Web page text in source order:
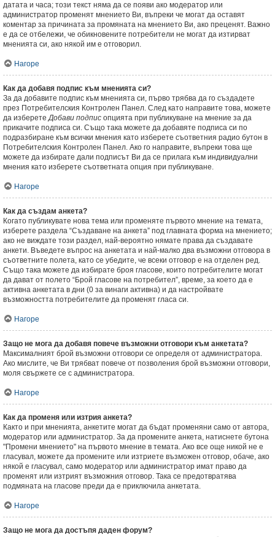
датата и часа; този текст няма да се появи ако модератор или
администратор променят мнението Ви, въпреки че могат да оставят
коментар за причината за промяната на мнението Ви, ако преценят. Важно
е да се отбележи, че обикновените потребители не могат да изтирват
мненията си, ако някой им е отговорил.
Нагоре
Как да добавя подпис към мненията си?
За да добавите подпис към мненията си, първо трябва да го създадете
през Потребителския Контролен Панел. След като направите това, можете
да изберетеДобави подпис опцията при публикуване на мнение за да
прикачите подписа си. Също така можете да добавяте подписа си по
подразбиране към всички мнения като изберете съответния радио бутон в
Потребителския Контролен Панел. Ако го направите, въпреки това ще
можете да избирате дали подписът Ви да се прилага към индивидуални
мнения като изберете съответната опция при публикуване.
Нагоре
Как да създам анкета?
Когато публикувате нова тема или променяте първото мнение на темата,
изберете раздела “Създаване на анкета” под главната форма на мнението;
ако не виждате този раздел, най-вероятно нямате права да създавате
анкети. Въведете въпрос на анкетата и най-малко два възможни отговора в
съответните полета, като се убедите, че всеки отговор е на отделен ред.
Също така можете да избирате броя гласове, които потребителите могат
да дават от полето “Брой гласове на потребител”, време, за което да е
активна анкетата в дни (0 за винаги активна) и да настройвате
възможността потребителите да променят гласа си.
Нагоре
Защо не мога да добавя повече възможни отговори към анкетата?
Максималният брой възможни отговори се определя от администратора.
Ако мислите, че Ви трябват повече от позволения брой възможни отговори,
моля свържете се с администратора.
Нагоре
Как да променя или изтрия анкета?
Както и при мненията, анкетите могат да бъдат променяни само от автора,
модератор или администратор. За да промените анкета, натиснете бутона
"Промени мнението" на първото мнение в темата. Ако все още никой не е
гласувал, можете да промените или изтриете възможен отговор, обаче, ако
някой е гласувал, само модератор или администратор имат право да
променят или изтрият възможния отговор. Така се предотвратява
подмяната на гласове преди да е приключила анкетата.
Нагоре
Защо не мога да достъпя даден форум?